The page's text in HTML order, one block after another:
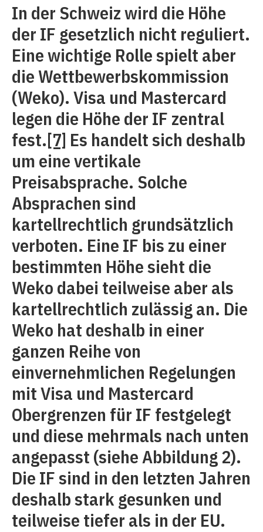
In der Schweiz wird die Höhe
der IF gesetzlich nicht reguliert.
Eine wichtige Rolle spielt aber
die Wettbewerbskommission
(Weko). Visa und Mastercard
legen die Höhe der IF zentral
fest.[7] Es handelt sich deshalb
um eine vertikale
Preisabsprache. Solche
Absprachen sind
kartellrechtlich grundsätzlich
verboten. Eine IF bis zu einer
bestimmten Höhe sieht die
Weko dabei teilweise aber als
kartellrechtlich zulässig an. Die
Weko hat deshalb in einer
ganzen Reihe von
einvernehmlichen Regelungen
mit Visa und Mastercard
Obergrenzen für IF festgelegt
und diese mehrmals nach unten
angepasst (siehe Abbildung 2).
Die IF sind in den letzten Jahren
deshalb stark gesunken und
teilweise tiefer als in der EU.